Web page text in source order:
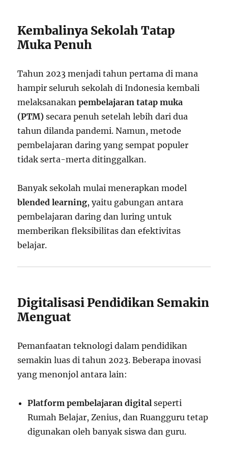
Kembalinya Sekolah Tatap
Muka Penuh
Tahun 2023 menjadi tahun pertama di mana
hampir seluruh sekolah di Indonesia kembali
melaksanakanpembelajaran tatap muka
(PTM) secara penuh setelah lebih dari dua
tahun dilanda pandemi. Namun, metode
pembelajaran daring yang sempat populer
tidak serta-merta ditinggalkan.
Banyak sekolah mulai menerapkan model
blended learning, yaitu gabungan antara
pembelajaran daring dan luring untuk
memberikan fleksibilitas dan efektivitas
belajar.
Digitalisasi Pendidikan Semakin
Menguat
Pemanfaatan teknologi dalam pendidikan
semakin luas di tahun 2023. Beberapa inovasi
yang menonjol antara lain:
Platform pembelajaran digital seperti
Rumah Belajar, Zenius, dan Ruangguru tetap
digunakan oleh banyak siswa dan guru.